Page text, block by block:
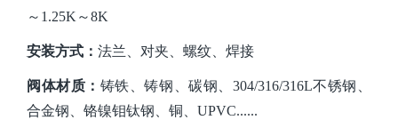
～1.25K～8K
安装方式： 法兰、对夹、螺纹、焊接
阀体材质： 铸铁、铸钢、碳钢、 304/316/316L不锈钢、
合金钢、铬镍钼钛钢、铜、UPVC......